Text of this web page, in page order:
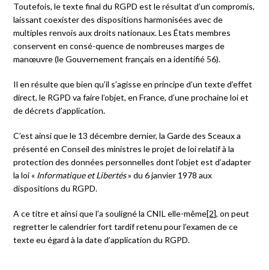
Toutefois, le texte final du RGPD est le résultat d’un compromis,
laissant coexister des dispositions harmonisées avec de
multiples renvois aux droits nationaux. Les États membres
conservent en consé-quence de nombreuses marges de
manœuvre (le Gouvernement français en a identifié 56).
Il en résulte que bien qu’il s’agisse en principe d’un texte d’effet
direct, le RGPD va faire l’objet, en France, d’une prochaine loi et
de décrets d’application.
C’est ainsi que le 13 décembre dernier, la Garde des Sceaux a
présenté en Conseil des ministres le projet de loi relatif à la
protection des données personnelles dont l’objet est d’adapter
la loi « Informatique et Libertés» du 6 janvier 1978 aux
dispositions du RGPD.
A ce titre et ainsi que l’a souligné la CNIL elle-même[2], on peut
regretter le calendrier fort tardif retenu pour l’examen de ce
texte eu égard à la date d’application du RGPD.